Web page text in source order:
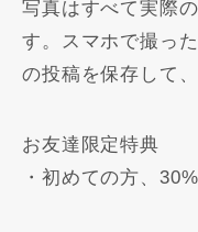
写真はすべて実際
す。スマホで撮っ
の投稿を保存して
お友達限定特典
・初めての方、